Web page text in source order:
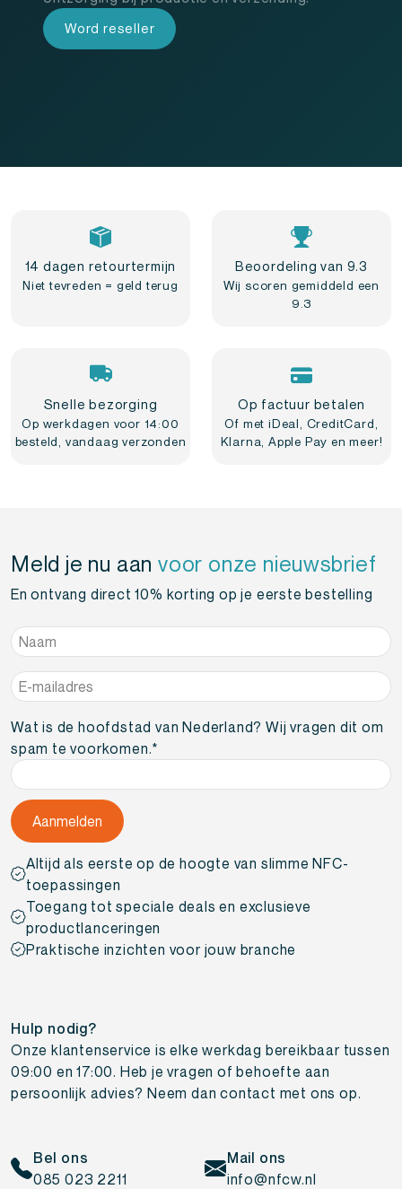
Word reseller
14 dagen retourtermijn
Niet tevreden = geld terug
Beoordeling van 9.3
Wij scoren gemiddeld een
9.3
Snelle bezorging
Op werkdagen voor 14:00
besteld, vandaag verzonden
Op factuur betalen
Of met iDeal, CreditCard,
Klarna, Apple Pay en meer!
Meld je nu aanvoor onze nieuwsbrief
En ontvang direct 10% korting op je eerste bestelling
Naam*
E-
mailadres*
Wat is de hoofdstad van Nederland? Wij vragen dit om
spam te voorkomen.*
Altijd als eerste op de hoogte van slimme NFC-
toepassingen
Toegang tot speciale deals en exclusieve
productlanceringen
Praktische inzichten voor jouw branche
Hulp nodig?
Onze klantenservice is elke werkdag bereikbaar tussen
09:00 en 17:00. Heb je vragen of behoefte aan
persoonlijk advies? Neem dan contact met ons op.
Bel ons
085 023 2211
Mail ons
info@nfcw.nl